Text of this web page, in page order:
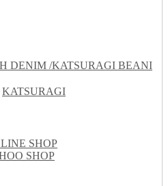
DENIM /KATSURAGI BEANI
KATSURAGI
SHOP
SHOP